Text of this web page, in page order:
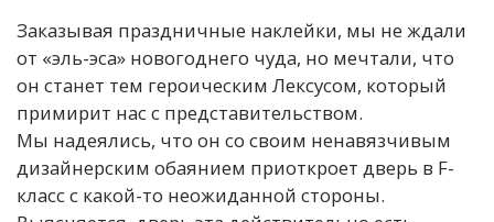
Заказывая праздничные наклейки, мы не ждали
от «эль-эса» новогоднего чуда, но мечтали, что
он станет тем героическим Лексусом, который
примирит нас с представительством.
Мы надеялись, что он со своим ненавязчивым
дизайнерским обаянием приоткроет дверь в F-
класс с какой-то неожиданной стороны.